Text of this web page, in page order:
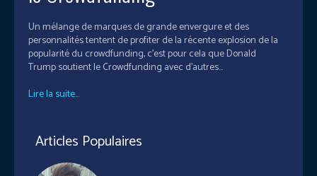
Un mélange de marques de grande envergure et des
personnalités tentent de profiter de la récente explosion de la
popularité du crowdfunding, c'est pour cela que Donald
Trump soutient le Crowdfunding avec d'autres...
Lire la suite...
Articles Populaires